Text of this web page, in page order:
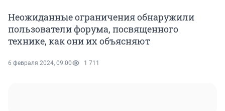
Неожиданные ограничения обнаружили
пользователи форума, посвященного
технике, как они их объясняют
6 февраля 2024, 09:00 1 711